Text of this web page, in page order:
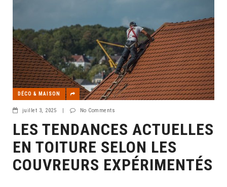
DÉCO & MAISON
juillet 3, 2025 | No Comments
LES TENDANCES ACTUELLES
EN TOITURE SELON LES
COUVREURS EXPÉRIMENTÉS